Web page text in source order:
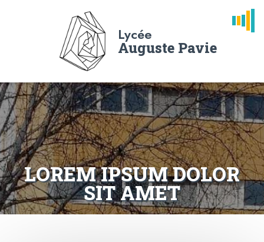
Lycée
Auguste Pavie
LOREM IPSUM DOLOR
SIT AMET